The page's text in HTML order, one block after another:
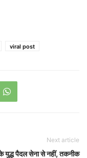
viral post
Next article
युद्ध पैदल सेना से नहीं, तकनीक